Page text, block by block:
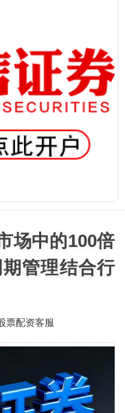
场中的100倍
管理结合行
票配资客服